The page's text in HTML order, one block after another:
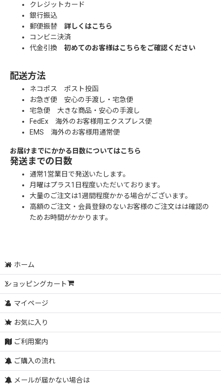
クレジットカード
銀行振込
郵便振替 詳しくはこちら
コンビニ決済
代金引換 初めてのお客様はこちらをご確認ください
配送方法
ネコポス ポスト投函
お急ぎ便 安心の手渡し・宅急便
宅急便 大きな商品・安心の手渡し
FedEx 海外のお客様用エクスプレス便
EMS 海外のお客様用通常便
お届けまでにかかる日数についてはこちら
発送までの日数
通常1営業日で発送いたします。
月曜はプラス1日程度いただいております。
大量のご注文は1週間程度かかる場合がございます。
高額のご注文・会員登録のないお客様のご注文はは確認の
ためお時間がかかります。
ホーム
ショッピングカート
マイページ
お気に入り
ご利用案内
ご購入の流れ
メールが届かない場合は